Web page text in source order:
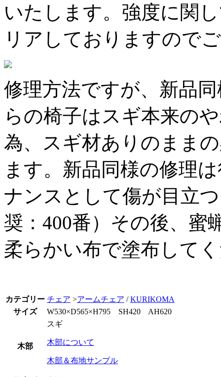
いたします。強度に関
リアしておりますので
修理方法ですが、新品
らの椅子はスギ本来の
為、スギ材ありのまま
ます。新品同様の修理
ナンスとして傷が目立
奨：400番）その後、蜜
柔らかい布で塗布して
カテゴリー チェア >アームチェア /KURIKOMA
サイズ
W530×D565×H795 SH420 AH620
木部
スギ
木部について
木部＆布地サンプル